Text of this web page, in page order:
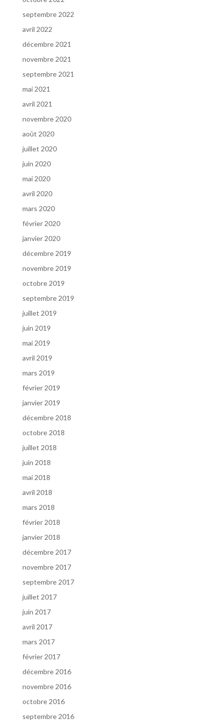
septembre 2022
avril 2022
décembre 2021
novembre 2021
septembre 2021
mai 2021
avril 2021
novembre 2020
août 2020
juillet 2020
juin 2020
mai 2020
avril 2020
mars 2020
février 2020
janvier 2020
décembre 2019
novembre 2019
octobre 2019
septembre 2019
juillet 2019
juin 2019
mai 2019
avril 2019
mars 2019
février 2019
janvier 2019
décembre 2018
octobre 2018
juillet 2018
juin 2018
mai 2018
avril 2018
mars 2018
février 2018
janvier 2018
décembre 2017
novembre 2017
septembre 2017
juillet 2017
juin 2017
avril 2017
mars 2017
février 2017
décembre 2016
novembre 2016
octobre 2016
septembre 2016